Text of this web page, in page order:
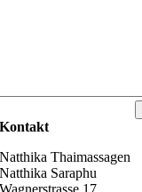
Kontakt
Natthika Thaimassagen
Natthika Saraphu
Wagnerstrasse 17